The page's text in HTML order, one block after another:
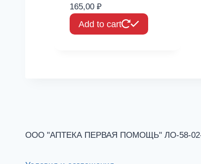
165,00 ₽
Add to cart
ООО "АПТЕКА ПЕРВАЯ ПОМОЩЬ" ЛО-58-02-